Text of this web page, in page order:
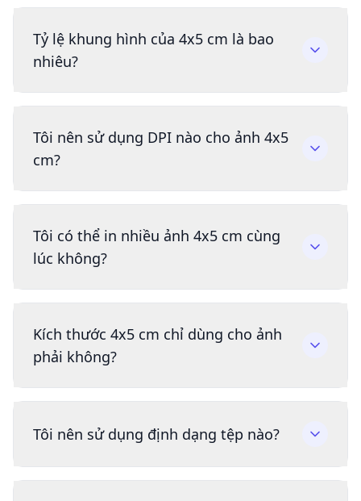
Tỷ lệ khung hình của 4x5 cm là bao
nhiêu?
Tôi nên sử dụng DPI nào cho ảnh 4x5
cm?
Tôi có thể in nhiều ảnh 4x5 cm cùng
lúc không?
Kích thước 4x5 cm chỉ dùng cho ảnh
phải không?
Tôi nên sử dụng định dạng tệp nào?